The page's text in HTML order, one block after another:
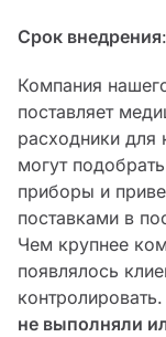
Срок внедрения
Компания
поставляет
расходники для
могут
приборы и
поставками в
Чем крупнее
появлялось
не выполняли